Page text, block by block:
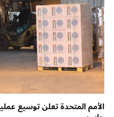
الأمم المتحدة تعلن توسيع